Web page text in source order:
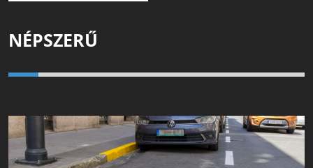
NÉPSZERŰ